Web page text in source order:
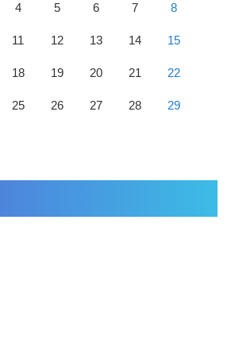
4 5 6 7 8
11 12 13 14 15
18 19 20 21 22
25 26 27 28 29